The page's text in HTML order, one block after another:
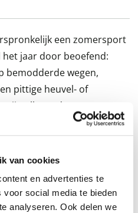
van cookies
en advertenties te
social media te bieden
analyseren. Ook delen we
een zomersport
jaar door beoefend:
bemodderde wegen,
pittige heuvel- of
zijn allround sporters en
hun kennis nog verruimen.
alles te weten over de
de beste training
Steven Kins en Jurgen